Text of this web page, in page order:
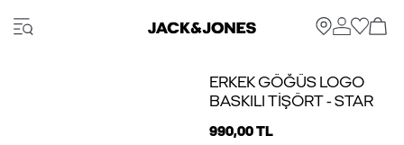
ERKEK GÖĞÜS LOGO
BASKILI TIŞÖRT - STAR
990,00 TL